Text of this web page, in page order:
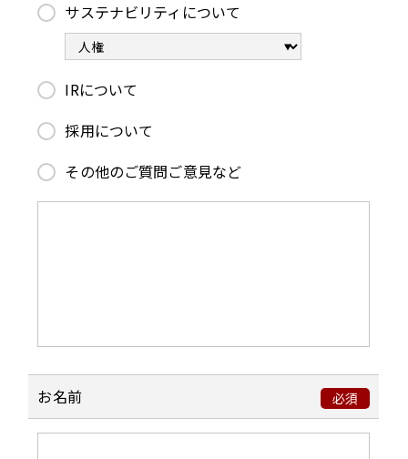
正の手段によりこれを取得しません。
また、当社グループは、法令に定める例外事
由に該当する場合を除き、あらかじめご本人
様の同意を得ることなく、ご本人様の要配慮
3. 個人情報の利用目的
【利用目的】
当社グループの製品・サービスを提供す
サステナビリティについて
IRについて
採用について
その他のご質問ご意見など
お名前 必須